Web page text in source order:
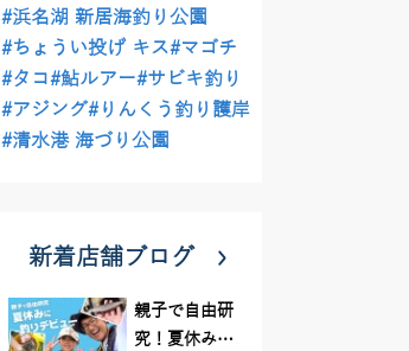
#浜名湖 新居海釣り公園
#ちょうい投げ キス#マゴチ
#タコ#鮎ルアー#サビキ釣り
#アジング#りんくう釣り護岸
#清水港 海づり公園
新着店舗ブログ
親子で自由研
究！夏休みに